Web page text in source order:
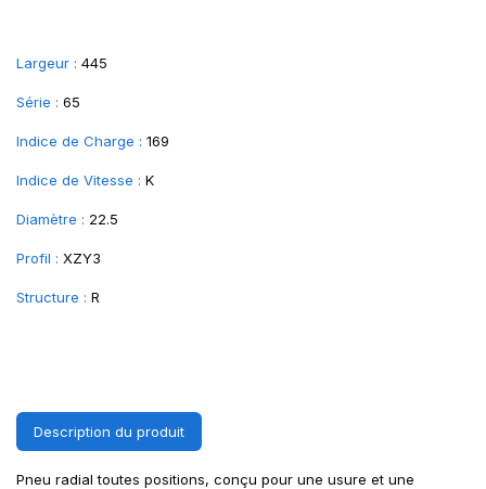
Largeur : 445
Série : 65
Indice de Charge : 169
Indice de Vitesse : K
Diamètre : 22.5
Profil : XZY3
Structure : R
Description du produit
Pneu radial toutes positions, conçu pour une usure et une